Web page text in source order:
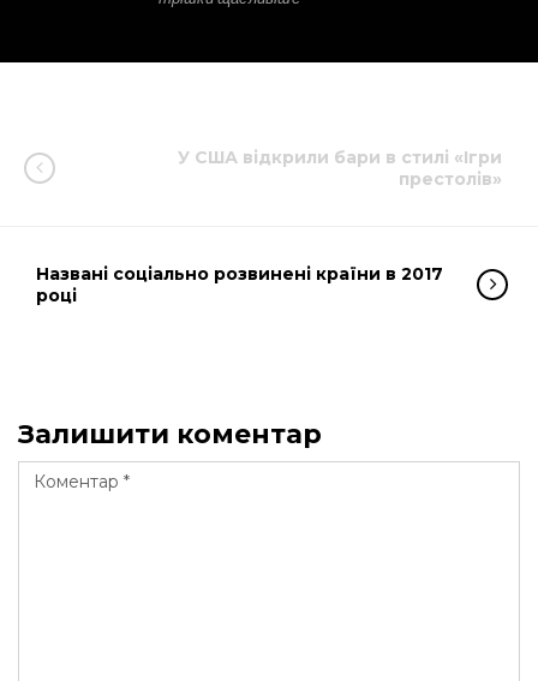
У США відкрили бари в стилі «Ігри
престолів»
Названі соціально розвинені країни в 2017
році
Залишити коментар